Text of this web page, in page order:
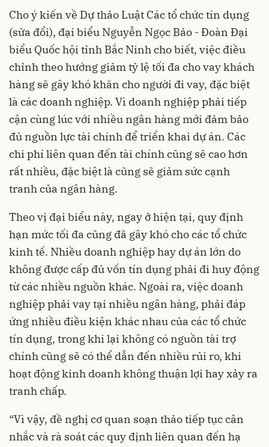
Cho ý kiến về Dự thảo Luật Các tổ chức tín dụng
(sửa đổi), đại biểu Nguyễn Ngọc Bảo - Đoàn Đại
biểu Quốc hội tỉnh Bắc Ninh cho biết, việc điều
chỉnh theo hướng giảm tỷ lệ tối đa cho vay khách
hàng sẽ gây khó khăn cho người đi vay, đặc biệt
là các doanh nghiệp. Vì doanh nghiệp phải tiếp
cận cùng lúc với nhiều ngân hàng mới đảm bảo
đủ nguồn lực tài chính để triển khai dự án. Các
chi phí liên quan đến tài chính cũng sẽ cao hơn
rất nhiều, đặc biệt là cũng sẽ giảm sức cạnh
tranh của ngân hàng.
Theo vị đại biểu này, ngay ở hiện tại, quy định
hạn mức tối đa cũng đã gây khó cho các tổ chức
kinh tế. Nhiều doanh nghiệp hay dự án lớn do
không được cấp đủ vốn tín dụng phải đi huy động
từ các nhiều nguồn khác. Ngoài ra, việc doanh
nghiệp phải vay tại nhiều ngân hàng, phải đáp
ứng nhiều điều kiện khác nhau của các tổ chức
tín dụng, trong khi lại không có nguồn tài trợ
chính cũng sẽ có thể dẫn đến nhiều rủi ro, khi
hoạt động kinh doanh không thuận lợi hay xảy ra
tranh chấp.
“Vì vậy, đề nghị cơ quan soạn thảo tiếp tục cân
nhắc và rà soát các quy định liên quan đến hạ